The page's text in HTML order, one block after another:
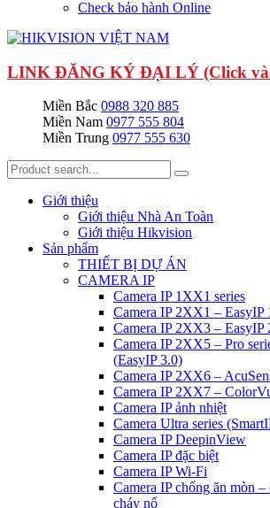
Check bảo hành Online
LINK ĐĂNG KÝ ĐẠI LÝ (Click
Miền Bắc 0988 320 885
Miền Nam 0977 555 804
Miền Trung 0977 555 630
Giới thiệu
Giới thiệu Nhà An Toàn
Giới thiệu Hikvision
Sản phẩm
THIẾT BỊ DỰ ÁN
CAMERA IP
Camera IP 1XX1 series
Camera IP 2XX1 – EasyIP
Camera IP 2XX3 – EasyIP
Camera IP 2XX5 – Pro
(EasyIP 3.0)
Camera IP 2XX6 –
Camera IP 2XX7 –
Camera IP ảnh nhiệt
Camera Ultra series
Camera IP DeepinView
Camera IP đặc biệt
Camera IP Wi-Fi
Camera IP chống ăn mòn –
cháy nổ